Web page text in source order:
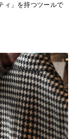
ィ」を持つツールで